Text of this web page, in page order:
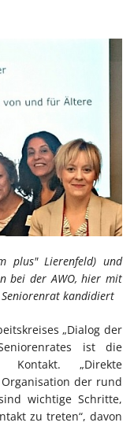
plus" Lierenfeld) und
bei der AWO, hier mit
kandidiert
„Dialog der
ist die
„Direkte
der rund
wichtige Schritte,
zu treten“, davon